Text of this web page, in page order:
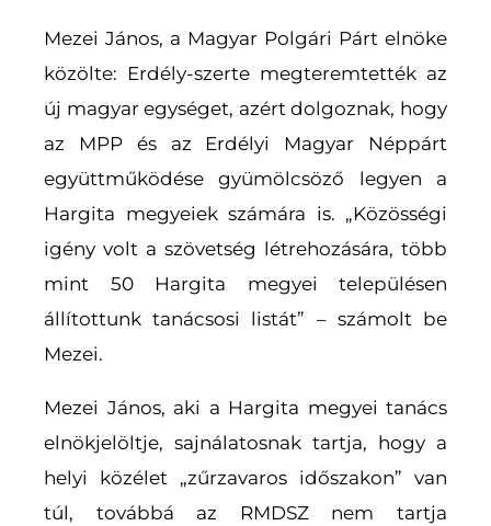
Mezei János, a Magyar Polgári Párt elnöke
közölte: Erdély-szerte megteremtették az
új magyar egységet, azért dolgoznak, hogy
az MPP és az Erdélyi Magyar Néppárt
együttműködése gyümölcsöző legyen a
Hargita megyeiek számára is. „Közösségi
igény volt a szövetség létrehozására, több
mint 50 Hargita megyei településen
állítottunk tanácsosi listát” – számolt be
Mezei.
Mezei János, aki a Hargita megyei tanács
elnökjelöltje, sajnálatosnak tartja, hogy a
helyi közélet „zűrzavaros időszakon” van
túl, továbbá az RMDSZ nem tartja